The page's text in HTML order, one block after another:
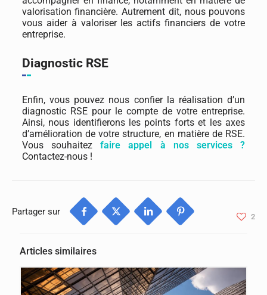
valorisation financière. Autrement dit, nous pouvons
vous aider à valoriser les actifs financiers de votre
entreprise.
Diagnostic RSE
Enfin, vous pouvez nous confier la réalisation d’un
diagnostic RSE pour le compte de votre entreprise.
Ainsi, nous identifierons les points forts et les axes
d’amélioration de votre structure, en matière de RSE.
Vous souhaitezfaire appel à nos services ?
Contactez-nous !
Partager sur 2
Articles similaires